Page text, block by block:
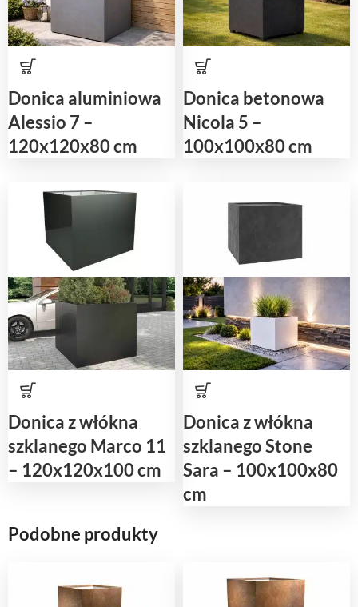
Donica aluminiowa
Alessio 7 –
120x120x80 cm
Donica betonowa
Nicola 5 –
100x100x80 cm
Donica z włókna
szklanego Marco 11
– 120x120x100 cm
Donica z włókna
szklanego Stone
Sara – 100x100x80
cm
Podobne produkty